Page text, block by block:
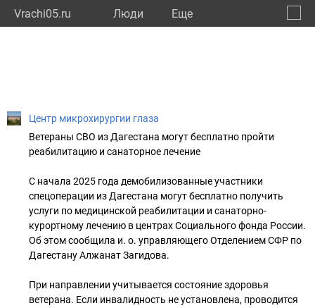
Vrachi05.ru Люди Eще
Центр микрохирургии глаза
Ветераны СВО из Дагестана могут бесплатно пройти
реабилитацию и санаторное лечение
С начала 2025 года демобилизованные участники
спецоперации из Дагестана могут бесплатно получить
услуги по медицинской реабилитации и санаторно-
курортному лечению в центрах Социального фонда России.
Об этом сообщила и. о. управляющего Отделением СФР по
Дагестану Алжанат Загидова.
При направлении учитывается состояние здоровья
ветерана. Если инвалидность не установлена, проводится